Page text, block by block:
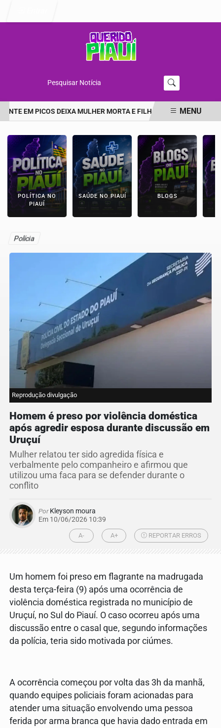
Pesquisar Notícia
EM PICOS DEIXA MULHER MORTA E FILHA EM ESTADO GRAVE
MENU
POLÍTICA NO
PIAUÍ
SAÚDE NO PIAUÍ BLOGS
Polícia
Reprodução divulgação
Homem é preso por violência doméstica
após agredir esposa durante discussão em
Uruçuí
Mulher relatou ter sido agredida física e
verbalmente pelo companheiro e afirmou que
utilizou uma faca para se defender durante o
conflito
PorKleyson moura
Em 10/06/2026 10:39
A- A+ REPORTAR ERROS
Um homem foi preso em flagrante na madrugada
desta terça-feira (9) após uma ocorrência de
violência doméstica registrada no município de
Uruçuí, no Sul do Piauí. O caso ocorreu após uma
discussão entre o casal que, segundo informações
da polícia, teria sido motivada por ciúmes.
A ocorrência começou por volta das 3h da manhã,
quando equipes policiais foram acionadas para
atender uma situação envolvendo uma pessoa
ferida por arma branca que havia dado entrada em